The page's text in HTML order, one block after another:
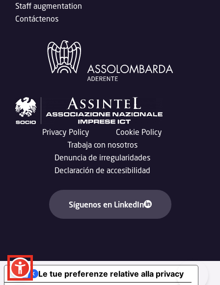
Staff augmentation
Contáctenos
Privacy Policy
Cookie Policy
Trabaja con nosotros
Denuncia de irregularidades
Declaración de accesibilidad
Síguenos en LinkedIn
Le tue preferenze relative alla privacy